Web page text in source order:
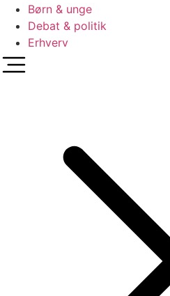
Børn & unge
Debat & politik
Erhverv